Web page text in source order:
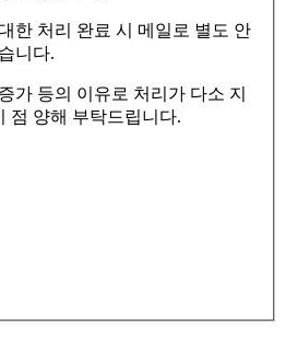
한 처리 완료 시 메일로 별도 안
니다.
가 등의 이유로 처리가 다소 지
점 양해 부탁드립니다.